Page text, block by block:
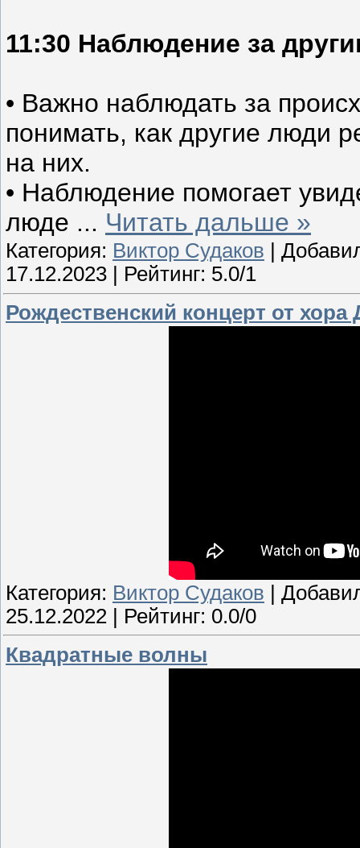
11:30 Наблюдение за
• Важно наблюдать за
понимать, как другие люди
на них.
• Наблюдение помогает
люде ... Читать дальше »
Категория: Виктор Судаков |
17.12.2023 | Рейтинг: 5.0/1
Рождественский концерт от
Категория: Виктор Судаков |
25.12.2022 | Рейтинг: 0.0/0
Квадратные волны